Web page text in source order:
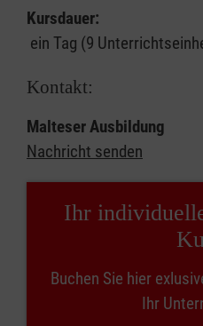
Kursdauer:
ein Tag (9
Kontakt:
Malteser Ausbildung
Nachricht senden
Ihr
Buchen Sie hier
Ihr